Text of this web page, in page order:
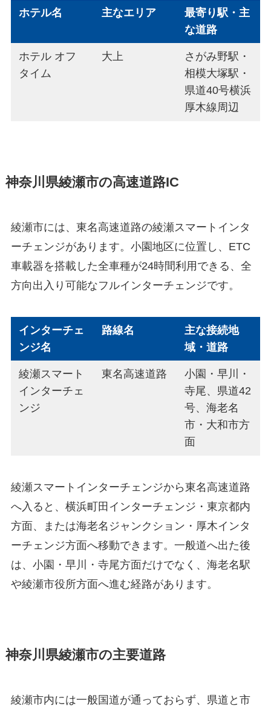
ホテル名 主なエリア
最寄り駅・主
な道路
ホテル オフ
タイム
大上
さがみ野駅・
相模大塚駅・
県道40号横浜
厚木線周辺
神奈川県綾瀬市の高速道路IC
綾瀬市には、東名高速道路の綾瀬スマートインタ
ーチェンジがあります。小園地区に位置し、ETC
車載器を搭載した全車種が24時間利用できる、全
方向出入り可能なフルインターチェンジです。
インターチェ
ンジ名
路線名
主な接続地
域・道路
綾瀬スマート
インターチェ
ンジ
東名高速道路
小園・早川・
寺尾、県道42
号、海老名
市・大和市方
面
綾瀬スマートインターチェンジから東名高速道路
へ入ると、横浜町田インターチェンジ・東京都内
方面、または海老名ジャンクション・厚木インタ
ーチェンジ方面へ移動できます。一般道へ出た後
は、小園・早川・寺尾方面だけでなく、海老名駅
や綾瀬市役所方面へ進む経路があります。
神奈川県綾瀬市の主要道路
綾瀬市内には一般国道が通っておらず、県道と市